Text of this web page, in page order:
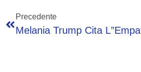
Precedente